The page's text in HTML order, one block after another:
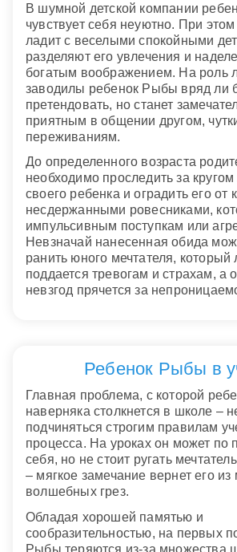
В шумной детской компании
чувствует себя неуютно. При
ладит с веселыми спокойными
разделяют его увлечения и
богатым воображением. На роль
заводилы ребенок Рыбы вряд ли
претендовать, но станет
приятным в общении другом,
переживаниям.
До определенного возраста
необходимо проследить за кругом
своего ребенка и оградить его от
несдержанными ровесниками,
импульсивным поступкам или
Невзначай нанесенная обида
ранить юного мечтателя, который
поддается тревогам и страхам, а
невзгод прячется за
Ребенок Рыбы в
Главная проблема, с которой
наверняка столкнется в школе –
подчиняться строгим правилам
процесса. На уроках он может по
себя, но не стоит ругать
– мягкое замечание вернет его из
волшебных грез.
Обладая хорошей памятью и
сообразительностью, на первых
Рыбы теряются из-за множества